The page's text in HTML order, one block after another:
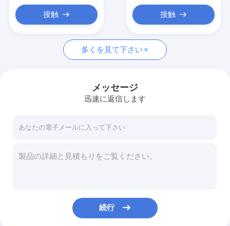
製品
のモニター
接触
クリーンの多接触
接触
多くを見て下さい
メッセージ
迅速に返信します
続行